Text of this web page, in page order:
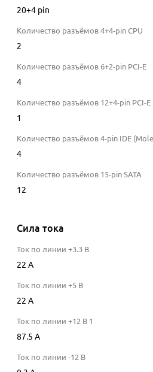
20+4 pin
Количество разъёмов 4+4-pin CPU
2
Количество разъёмов 6+2-pin PCI-E
4
Количество разъёмов 12+4-pin PCI-E
1
Количество разъёмов 4-pin IDE
4
Количество разъёмов 15-pin SATA
12
Сила тока
Ток по линии +3.3 В
22 A
Ток по линии +5 В
22 A
Ток по линии +12 В 1
87.5 A
Ток по линии -12 В